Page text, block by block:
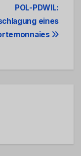
POL-PDWIL:
eines